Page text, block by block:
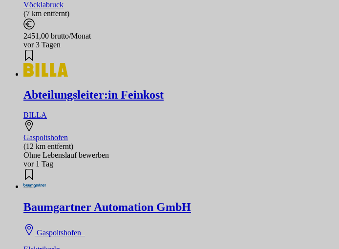
Vöcklabruck
(7 km entfernt)
2451,00 brutto/Monat
vor 3 Tagen
Abteilungsleiter:in Feinkost
BILLA
Gaspoltshofen
(12 km entfernt)
Ohne Lebenslauf bewerben
vor 1 Tag
Baumgartner Automation GmbH
Gaspoltshofen